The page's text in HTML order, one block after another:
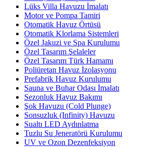
Lüks Villa Havuzu İmalatı
Motor ve Pompa Tamiri
Otomatik Havuz Örtüsü
Otomatik Klorlama Sistemleri
Özel Jakuzi ve Spa Kurulumu
Özel Tasarım Şelaleler
Özel Tasarım Türk Hamamı
Poliüretan Havuz İzolasyonu
Prefabrik Havuz Kurulumu
Sauna ve Buhar Odası İmalatı
Sezonluk Havuz Bakımı
Şok Havuzu (Cold Plunge)
Sonsuzluk (Infinity) Havuzu
Sualtı LED Aydınlatma
Tuzlu Su Jeneratörü Kurulumu
UV ve Ozon Dezenfeksiyon